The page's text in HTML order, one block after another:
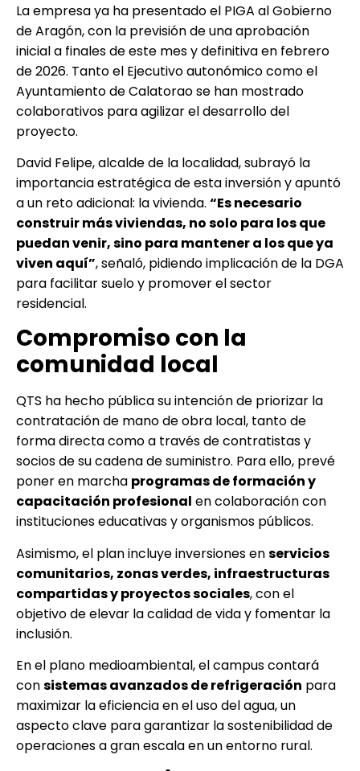
La empresa ya ha presentado el PIGA al Gobierno
de Aragón, con la previsión de una aprobación
inicial a finales de este mes y definitiva en febrero
de 2026. Tanto el Ejecutivo autonómico como el
Ayuntamiento de Calatorao se han mostrado
colaborativos para agilizar el desarrollo del
proyecto.
David Felipe, alcalde de la localidad, subrayó la
importancia estratégica de esta inversión y apuntó
a un reto adicional: la vivienda. “Es necesario
construir más viviendas, no solo para los que
puedan venir, sino para mantener a los que ya
viven aquí”, señaló, pidiendo implicación de la DGA
para facilitar suelo y promover el sector
residencial.
Compromiso con la
comunidad local
QTS ha hecho pública su intención de priorizar la
contratación de mano de obra local, tanto de
forma directa como a través de contratistas y
socios de su cadena de suministro. Para ello, prevé
poner en marcha programas de formación y
capacitación profesional en colaboración con
instituciones educativas y organismos públicos.
Asimismo, el plan incluye inversiones enservicios
comunitarios, zonas verdes, infraestructuras
compartidas y proyectos sociales, con el
objetivo de elevar la calidad de vida y fomentar la
inclusión.
En el plano medioambiental, el campus contará
consistemas avanzados de refrigeración para
maximizar la eficiencia en el uso del agua, un
aspecto clave para garantizar la sostenibilidad de
operaciones a gran escala en un entorno rural.